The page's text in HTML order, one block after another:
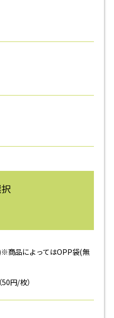
商品によってはOPP袋(無
円/枚）